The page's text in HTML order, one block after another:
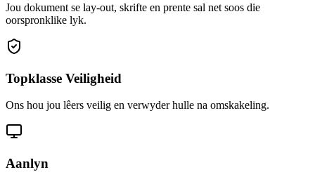
Jou dokument se lay-out, skrifte en prente sal net soos die
oorspronklike lyk.
Topklasse Veiligheid
Ons hou jou lêers veilig en verwyder hulle na omskakeling.
Aanlyn